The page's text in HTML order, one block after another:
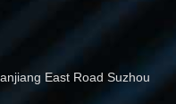
East Road Suzhou